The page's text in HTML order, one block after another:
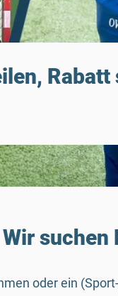
Rabatt
Wir suchen
oder ein